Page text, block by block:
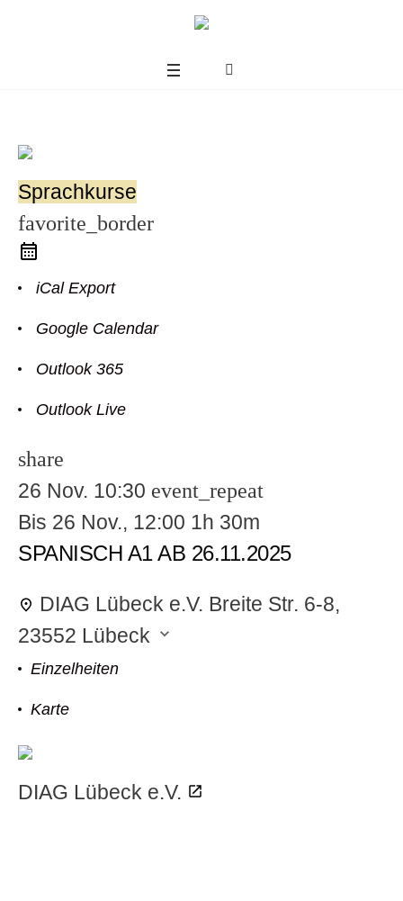
Sprachkurse
favorite_border
iCal Export
Google Calendar
Outlook 365
Outlook Live
share
26 Nov. 10:30 event_repeat
Bis 26 Nov., 12:00 1h 30m
SPANISCH A1 AB 26.11.2025
DIAG Lübeck e.V. Breite Str. 6-8,
23552 Lübeck
Einzelheiten
Karte
DIAG Lübeck e.V.